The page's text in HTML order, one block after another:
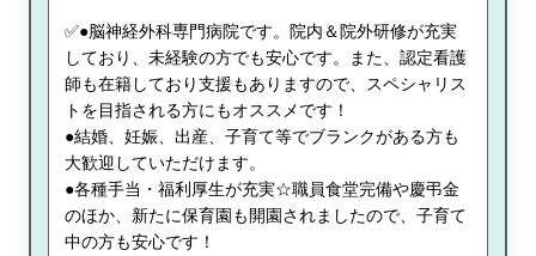
✅●脳神経外科専門病院です。院内＆院外研修が充実
しており、未経験の方でも安心です。また、認定看護
師も在籍しており支援もありますので、スペシャリス
トを目指される方にもオススメです！
●結婚、妊娠、出産、子育て等でブランクがある方も
大歓迎していただけます。
●各種手当・福利厚生が充実☆職員食堂完備や慶弔金
のほか、新たに保育園も開園されましたので、子育て
中の方も安心です！